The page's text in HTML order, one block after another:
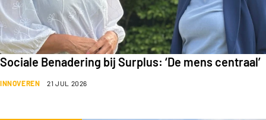
INNOVEREN 21 JUL 2026
Sociale Benadering bij Surplus: ‘De mens centraal’